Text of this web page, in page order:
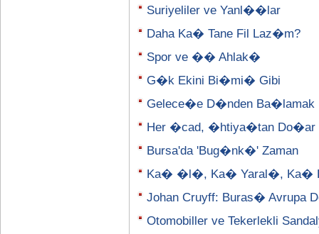
Suriyeliler ve Yanl��lar
Daha Ka� Tane Fil Laz�m?
Spor ve �� Ahlak�
G�k Ekini Bi�mi� Gibi
Gelece�e D�nden Ba�lamak
Her �cad, �htiya�tan Do�ar
Bursa'da 'Bug�nk�' Zaman
Ka� �l�, Ka� Yaral�, Ka�
Johan Cruyff: Buras� Avrupa
Otomobiller ve Tekerlekli